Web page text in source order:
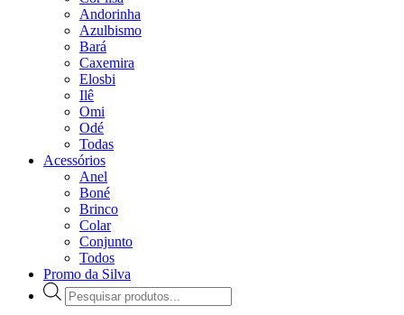
Andorinha
Azulbismo
Bará
Caxemira
Elosbi
Ilê
Omi
Odé
Todas
Acessórios
Anel
Boné
Brinco
Colar
Conjunto
Todos
Promo da Silva
Pesquisar
produtos